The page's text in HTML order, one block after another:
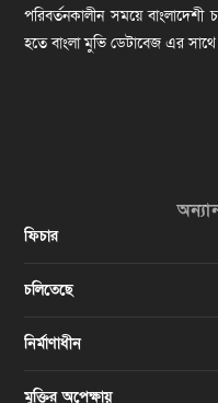
পরিবর্তনকালীন সময়ে বাংলাদেশী
হতে বাংলা মুভি ডেটাবেজ এর
ফিচার
চলিতেছে
নির্মাণাধীন
মুক্তির অপেক্ষায়